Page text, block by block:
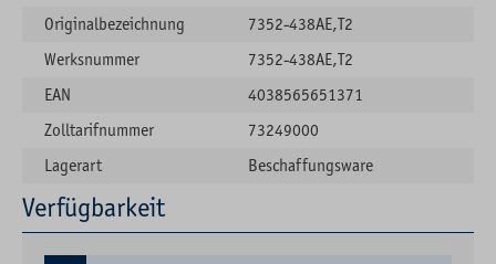
Originalbezeichnung
7352-438AE,T2
Werksnummer
7352-438AE,T2
EAN
4038565651371
Zolltarifnummer
73249000
Lagerart
Beschaffungsware
Verfügbarkeit